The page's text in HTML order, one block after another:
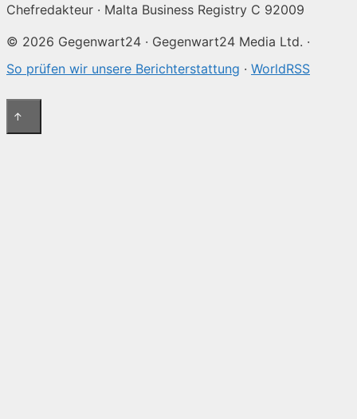
Chefredakteur · Malta Business Registry C 92009
© 2026 Gegenwart24 · Gegenwart24 Media Ltd. ·
So prüfen wir unsere Berichterstattung · WorldRSS
↑